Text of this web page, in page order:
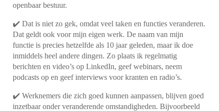
openbaar bestuur.
✔️ Dat is niet zo gek, omdat veel taken en functies veranderen.
Dat geldt ook voor mijn eigen werk. De naam van mijn
functie is precies hetzelfde als 10 jaar geleden, maar ik doe
inmiddels heel andere dingen. Zo plaats ik regelmatig
berichten en video’s op LinkedIn, geef webinars, neem
podcasts op en geef interviews voor kranten en radio’s.
✔️ Werknemers die zich goed kunnen aanpassen, blijven goed
inzetbaar onder veranderende omstandigheden. Bijvoorbeeld